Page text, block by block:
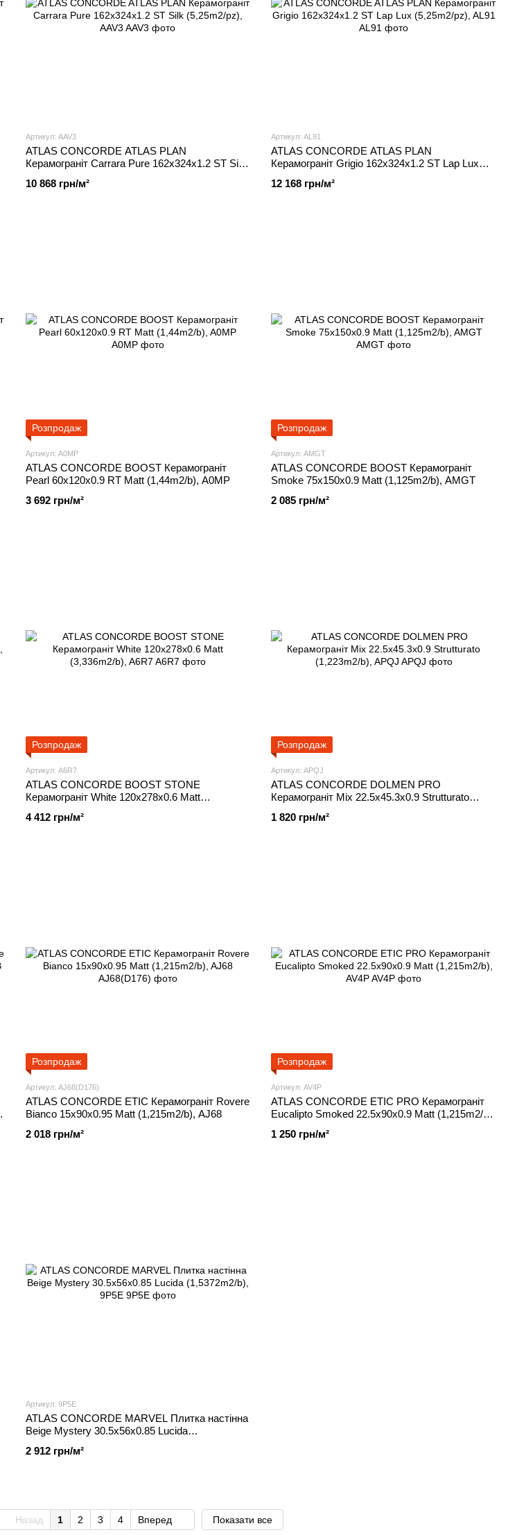
Артикул: AAV3
ATLAS CONCORDE ATLAS PLAN
Керамограніт Carrara Pure 162x324x1.2 ST Silk
10 868 грн/м²
Артикул: AL91
ATLAS CONCORDE ATLAS PLAN
Керамограніт Grigio 162x324x1.2 ST Lap Lux
12 168 грн/м²
Розпродаж
Артикул: A0MP
ATLAS CONCORDE BOOST Керамограніт
Pearl 60x120x0.9 RT Matt (1,44m2/b), A0MP
3 692 грн/м²
Розпродаж
Артикул: AMGT
ATLAS CONCORDE BOOST Керамограніт
Smoke 75x150x0.9 Matt (1,125m2/b), AMGT
2 085 грн/м²
Розпродаж
Артикул: A6R7
ATLAS CONCORDE BOOST STONE
Керамограніт White 120x278x0.6 Matt
4 412 грн/м²
Розпродаж
Артикул: APQJ
ATLAS CONCORDE DOLMEN PRO
Керамограніт Mix 22.5x45.3x0.9 Strutturato
1 820 грн/м²
Розпродаж
Артикул: AJ68(D176)
ATLAS CONCORDE ETIC Керамограніт Rovere
Bianco 15x90x0.95 Matt (1,215m2/b), AJ68
2 018 грн/м²
Розпродаж
Артикул: AV4P
ATLAS CONCORDE ETIC PRO Керамограніт
Eucalipto Smoked 22.5x90x0.9 Matt (1,215m2/b),
1 250 грн/м²
Артикул: 9P5E
ATLAS CONCORDE MARVEL Плитка настінна
Beige Mystery 30.5x56x0.85 Lucida
2 912 грн/м²
Назад 1 2 3 4 Вперед Показати все